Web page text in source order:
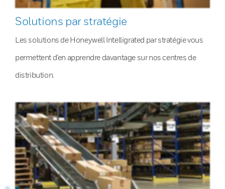
Solutions par stratégie
Les solutions de Honeywell Intelligrated par stratégie vous
permettent d’en apprendre davantage sur nos centres de
distribution.